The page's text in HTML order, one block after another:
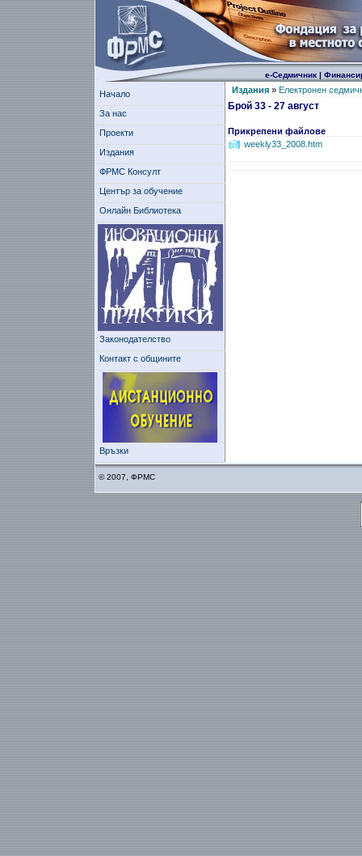
е-Седмичник|
Начало
За нас
Проекти
Издания
ФРМС Консулт
Център за обучение
Онлайн Библиотека
Законодателство
Контакт с общините
Връзки
Издания» Електронен
Брой 33 - 27 август
Прикрепени файлове
weekly33_2008.htm
© 2007, ФРМС